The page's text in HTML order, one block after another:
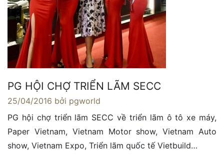
PG HỘI CHỢ TRIỂN LÃM SECC
25/04/2016 bởi pgworld
PG hội chợ triển lãm SECC về triển lãm ô tô xe máy,
Paper Vietnam, Vietnam Motor show, Vietnam Auto
show, Vietnam Expo, Triển lãm quốc tế Vietbuild…